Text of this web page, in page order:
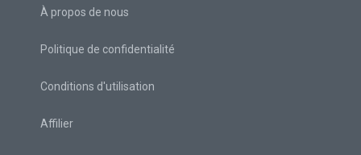
À propos de nous
Politique de confidentialité
Conditions d'utilisation
Affilier